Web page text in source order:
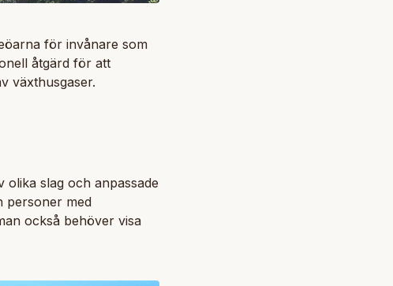
för invånare som
åtgärd för att
växthusgaser.
slag och anpassade
personer med
också behöver visa